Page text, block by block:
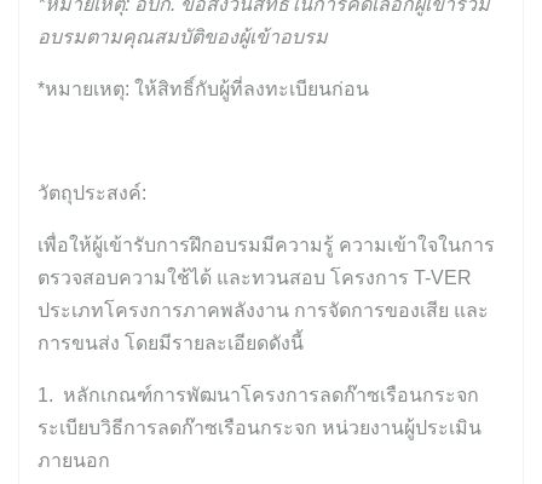
*หมายเหตุ: อบก. ขอสงวนสิทธิ์ในการคัดเลือกผู้เข้าร่วม
อบรมตามคุณสมบัติของผู้เข้าอบรม
*หมายเหตุ: ให้สิทธิ์กับผู้ที่ลงทะเบียนก่อน
วัตถุประสงค์:
เพื่อให้ผู้เข้ารับการฝึกอบรมมีความรู้ ความเข้าใจในการ
ตรวจสอบความใช้ได้ และทวนสอบ โครงการ T-VER
ประเภทโครงการภาคพลังงาน การจัดการของเสีย และ
การขนส่ง โดยมีรายละเอียดดังนี้
1. หลักเกณฑ์การพัฒนาโครงการลดก๊าซเรือนกระจก
ระเบียบวิธีการลดก๊าซเรือนกระจก หน่วยงานผู้ประเมิน
ภายนอก